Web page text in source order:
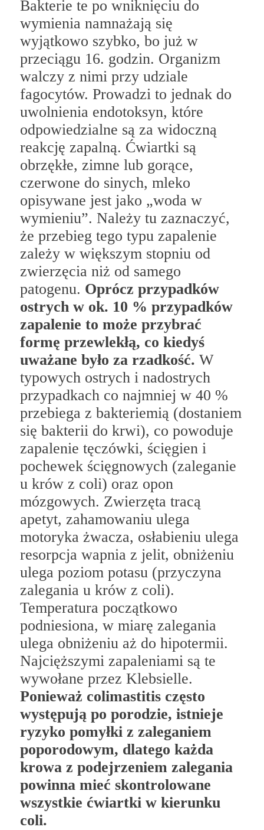
Bakterie te po wniknięciu do
wymienia namnażają się
wyjątkowo szybko, bo już w
przeciągu 16. godzin. Organizm
walczy z nimi przy udziale
fagocytów. Prowadzi to jednak do
uwolnienia endotoksyn, które
odpowiedzialne są za widoczną
reakcję zapalną. Ćwiartki są
obrzękłe, zimne lub gorące,
czerwone do sinych, mleko
opisywane jest jako „woda w
wymieniu”. Należy tu zaznaczyć,
że przebieg tego typu zapalenie
zależy w większym stopniu od
zwierzęcia niż od samego
patogenu. Oprócz przypadków
ostrych w ok. 10 % przypadków
zapalenie to może przybrać
formę przewlekłą, co kiedyś
uważane było za rzadkość. W
typowych ostrych i nadostrych
przypadkach co najmniej w 40 %
przebiega z bakteriemią (dostaniem
się bakterii do krwi), co powoduje
zapalenie tęczówki, ścięgien i
pochewek ścięgnowych (zaleganie
u krów z coli) oraz opon
mózgowych. Zwierzęta tracą
apetyt, zahamowaniu ulega
motoryka żwacza, osłabieniu ulega
resorpcja wapnia z jelit, obniżeniu
ulega poziom potasu (przyczyna
zalegania u krów z coli).
Temperatura początkowo
podniesiona, w miarę zalegania
ulega obniżeniu aż do hipotermii.
Najcięższymi zapaleniami są te
wywołane przez Klebsielle.
Ponieważ colimastitis często
występują po porodzie, istnieje
ryzyko pomyłki z zaleganiem
poporodowym, dlatego każda
krowa z podejrzeniem zalegania
powinna mieć skontrolowane
wszystkie ćwiartki w kierunku
coli.